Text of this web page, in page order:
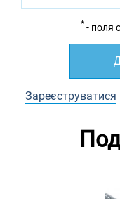
* - поля
Зареєструватися